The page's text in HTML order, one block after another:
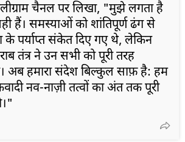
चैनल पर लिखा, "मुझे लगता है
हैं। समस्याओं को शांतिपूर्ण ढंग से
पर्याप्त संकेत दिए गए थे, लेकिन
तंत्र ने उन सभी को पूरी तरह
अब हमारा संदेश बिल्कुल साफ़ है: हम
नव-नाज़ी तत्वों का अंत तक पूरी